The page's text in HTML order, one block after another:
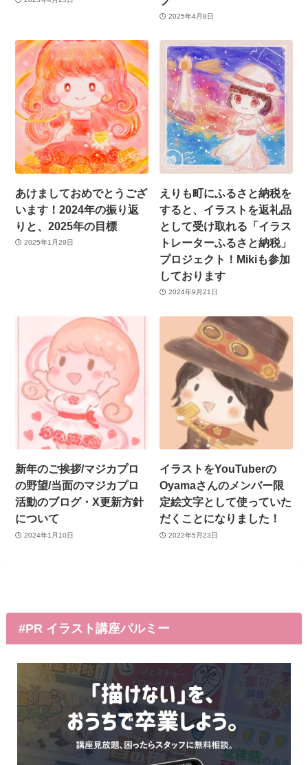
2025年4月8日
あけましておめでとうござ
います！2024年の振り返
りと、2025年の目標
2025年1月29日
えりも町にふるさと納税を
すると、イラストを返礼品
として受け取れる「イラス
トレーターふるさと納税」
プロジェクト！Mikiも参加
しております
2024年9月21日
新年のご挨拶/マジカプロ
の野望/当面のマジカプロ
活動のブログ・X更新方針
について
2024年1月10日
イラストをYouTuberの
Oyamaさんのメンバー限
定絵文字として使っていた
だくことになりました！
2022年5月23日
#PR イラスト講座パルミー